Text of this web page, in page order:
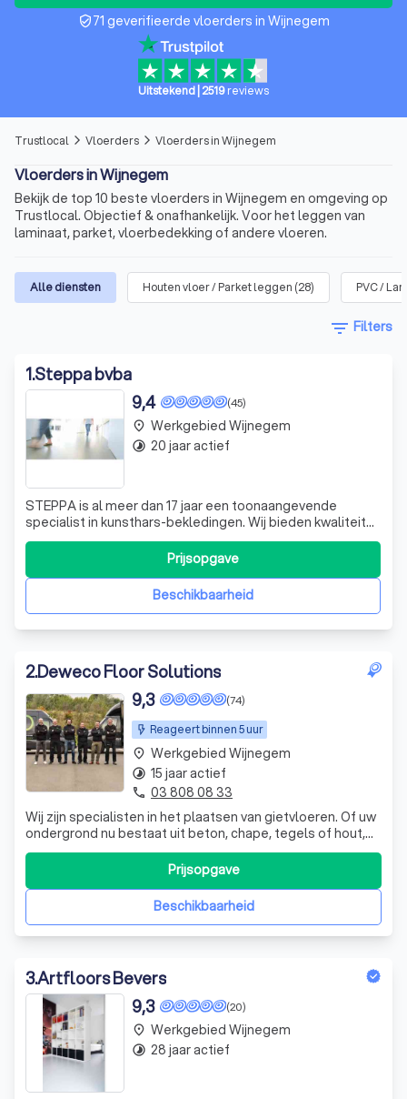
verified_user71 geverifieerde vloerders in Wijnegem
Uitstekend 2519reviews
Trustlocal arrow_forward_ios Vloerders arrow_forward_ios Vloerders in Wijnegem
Vloerders in Wijnegem
Bekijk de top 10 beste vloerders in Wijnegem en omgeving op
Trustlocal. Objectief & onafhankelijk. Voor het leggen van
laminaat, parket, vloerbedekking of andere vloeren.
Alle diensten Houten vloer / Parket leggen (28) PVC /
filter_list Filters
1.Steppa bvba
(45)
9,4
STEPPA is al meer dan 17 jaar een toonaangevende
specialist in kunsthars-bekledingen. Wij bieden kwaliteit
en service aan particulieren, bedrijven, architecten en
aannemers. Onze expertise ligt in het leveren van
maatwerk voor een breed scala aan projecten, van
privéwoningen en kantoorruimtes tot in
Beschikbaarheid
Prijsopgave
place Werkgebied Wijnegem
timelapse 20 jaar actief
2.Deweco Floor Solutions
Reageert binnen 5 uur
(74)
9,3
Wij zijn specialisten in het plaatsen van gietvloeren. Of uw
ondergrond nu bestaat uit beton, chape, tegels of hout,
wij kunnen een gietvloer naadloos aanbrengen. Het is
belangrijk dat uw ondergrond droog, vast en redelijk egaal
is. Eventuele oneffenheden kunnen wij met een
egalisatielaag wegwerken.Beschikbaarheid
Prijsopgave
place Werkgebied Wijnegem
timelapse 15 jaar actief
phone 03 808 08 33
3.Artfloors Bevers
(20)
9,3
place Werkgebied Wijnegem
timelapse 28 jaar actief